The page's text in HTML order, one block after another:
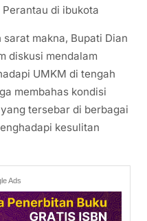
di ibukota
makna, Bupati Dian
diskusi mendalam
UMKM di tengah
membahas kondisi
tersebar di berbagai
kesulitan
Ads